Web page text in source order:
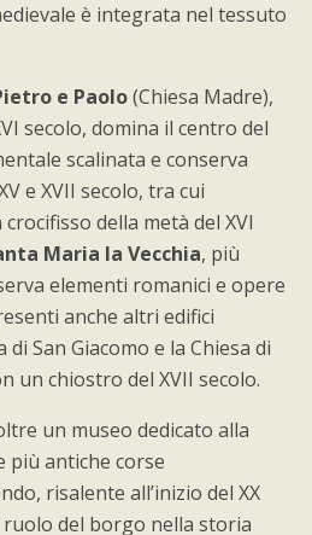
è integrata nel tessuto
e Paolo(Chiesa Madre),
secolo, domina il centro del
scalinata e conserva
e XVII secolo, tra cui
della metà del XVI
Maria la Vecchia, più
elementi romanici e opere
anche altri edifici
San Giacomo e la Chiesa di
un chiostro del XVII secolo.
un museo dedicato alla
più antiche corse
risalente all’inizio del XX
ruolo del borgo nella storia